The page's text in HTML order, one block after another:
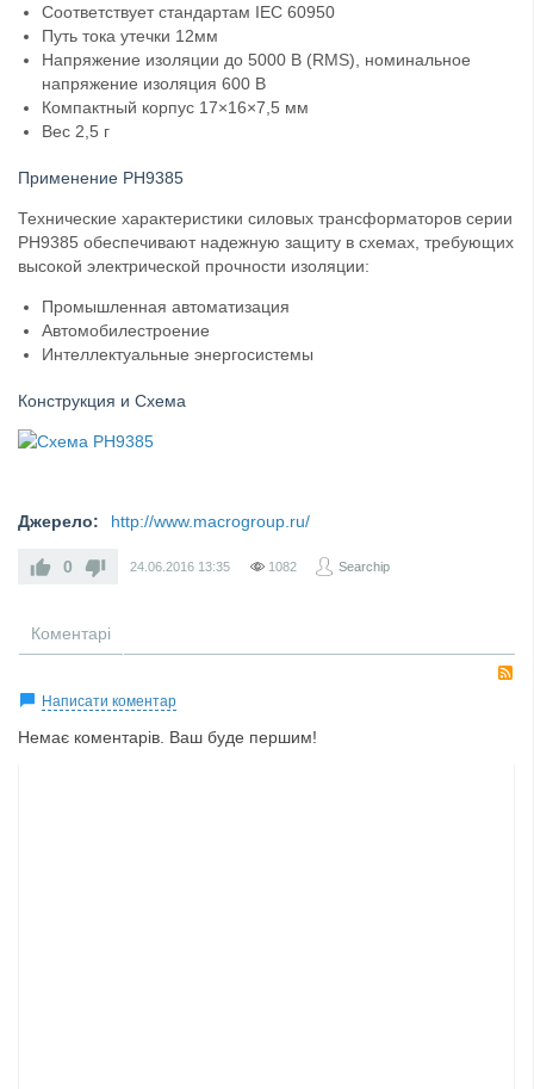
Соответствует стандартам IEC 60950
Путь тока утечки 12мм
Напряжение изоляции до 5000 В (RMS), номинальное
напряжение изоляция 600 В
Компактный корпус 17×16×7,5 мм
Вес 2,5 г
Применение PH9385
Технические характеристики силовых трансформаторов серии
PH9385 обеспечивают надежную защиту в схемах, требующих
высокой электрической прочности изоляции:
Промышленная автоматизация
Автомобилестроение
Интеллектуальные энергосистемы
Конструкция и Схема
Джерело: http://www.macrogroup.ru/
0 24.06.2016 13:35 1082 Searchip
Коментарі
Написати коментар
Немає коментарів. Ваш буде першим!